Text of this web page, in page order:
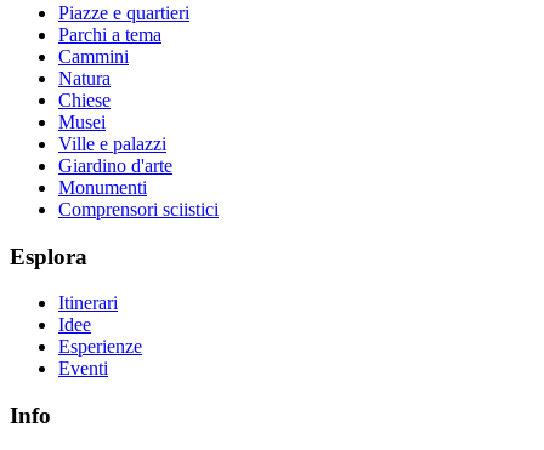
Piazze e quartieri
Parchi a tema
Cammini
Natura
Chiese
Musei
Ville e palazzi
Giardino d'arte
Monumenti
Comprensori sciistici
Esplora
Itinerari
Idee
Esperienze
Eventi
Info